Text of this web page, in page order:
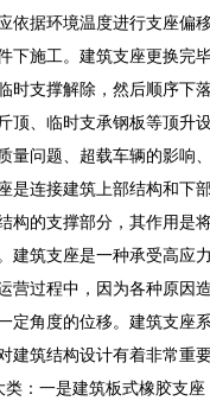
依据环境温度进行支座偏
下施工。建筑支座更换完
时支撑解除，然后顺序下
顶、临时支承钢板等顶升
量问题、超载车辆的影响
是连接建筑上部结构和下
构的支撑部分，其作用是
建筑支座是一种承受高应
营过程中，因为各种原因
定角度的位移。建筑支座
建筑结构设计有着非常重
：一是建筑板式橡胶支座